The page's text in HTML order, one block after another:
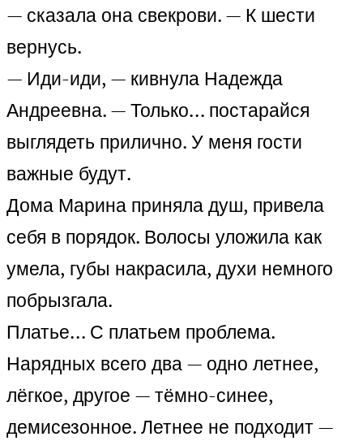
— сказала она свекрови. — К шести
вернусь.
— Иди-иди, — кивнула Надежда
Андреевна. — Только… постарайся
выглядеть прилично. У меня гости
важные будут.
Дома Марина приняла душ, привела
себя в порядок. Волосы уложила как
умела, губы накрасила, духи немного
побрызгала.
Платье… С платьем проблема.
Нарядных всего два — одно летнее,
лёгкое, другое — тёмно-синее,
демисезонное. Летнее не подходит —